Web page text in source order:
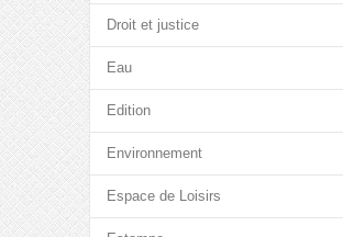
Droit et justice
Eau
Edition
Environnement
Espace de Loisirs